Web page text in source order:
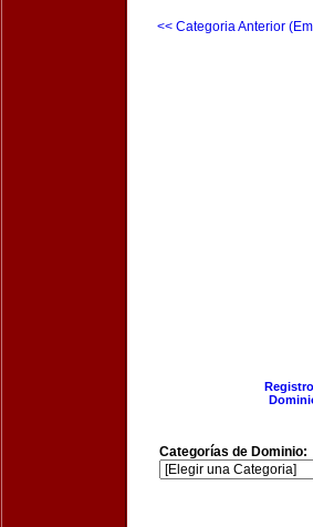
<< Categoria Anterior
Categorías de Dominio: